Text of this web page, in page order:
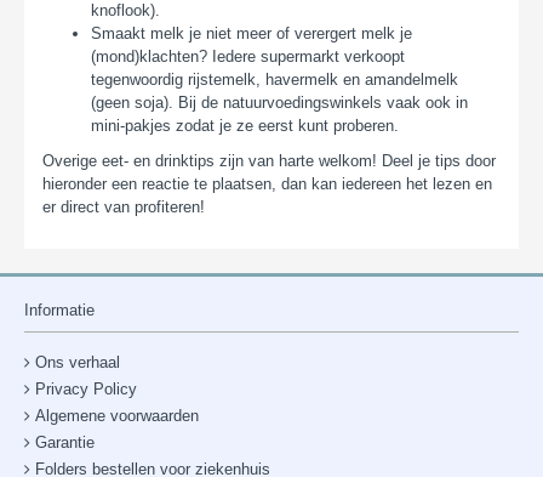
knoflook).
Smaakt melk je niet meer of verergert melk je
(mond)klachten? Iedere supermarkt verkoopt
tegenwoordig rijstemelk, havermelk en amandelmelk
(geen soja). Bij de natuurvoedingswinkels vaak ook in
mini-pakjes zodat je ze eerst kunt proberen.
Overige eet- en drinktips zijn van harte welkom! Deel je tips door
hieronder een reactie te plaatsen, dan kan iedereen het lezen en
er direct van profiteren!
Informatie
Ons verhaal
Privacy Policy
Algemene voorwaarden
Garantie
Folders bestellen voor ziekenhuis